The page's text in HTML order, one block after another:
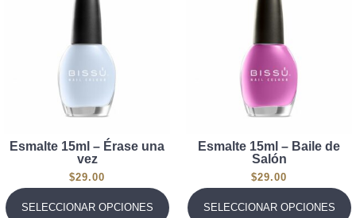
Esmalte 15ml – Érase una
vez
$29.00
SELECCIONAR OPCIONES
Esmalte 15ml – Baile de
Salón
$29.00
SELECCIONAR OPCIONES